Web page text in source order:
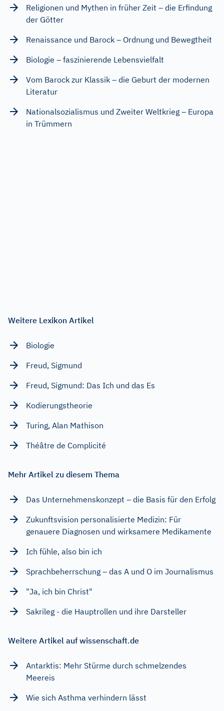
Religionen und Mythen in früher Zeit – die Erfindung
der Götter
Renaissance und Barock – Ordnung und Bewegtheit
Biologie – faszinierende Lebensvielfalt
Vom Barock zur Klassik – die Geburt der modernen
Literatur
Nationalsozialismus und Zweiter Weltkrieg – Europa
in Trümmern
Weitere Lexikon Artikel
Biologie
Freud, Sigmund
Freud, Sigmund: Das Ich und das Es
Kodierungstheorie
Turing, Alan Mathison
Théâtre de Complicité
Mehr Artikel zu diesem Thema
Das Unternehmenskonzept – die Basis für den Erfolg
Zukunftsvision personalisierte Medizin: Für
genauere Diagnosen und wirksamere Medikamente
Ich fühle, also bin ich
Sprachbeherrschung – das A und O im Journalismus
"Ja, ich bin Christ"
Sakrileg - die Hauptrollen und ihre Darsteller
Weitere Artikel auf wissenschaft.de
Antarktis: Mehr Stürme durch schmelzendes
Meereis
Wie sich Asthma verhindern lässt